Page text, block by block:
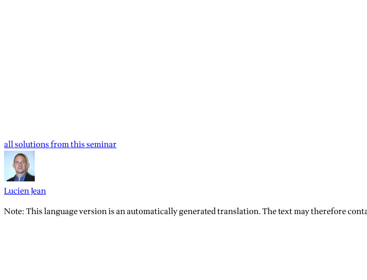
all solutions from this seminar
Lucien Jean
Note: This language version is an automatically generated translation. The text may therefore